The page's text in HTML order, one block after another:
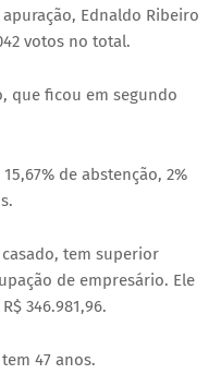
Ednaldo Ribeiro
votos no total.
que ficou em segundo
de abstenção, 2%
tem superior
de empresário. Ele
346.981,96.
47 anos.